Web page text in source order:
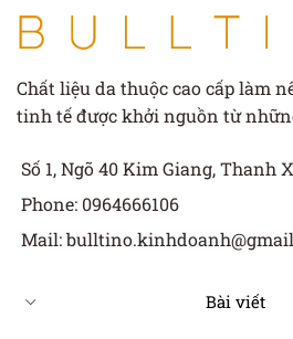
Chất liệu da thuộc cao cấp làm
tinh tế được khởi nguồn từ
Số 1, Ngõ 40 Kim Giang, Thanh
Phone: 0964666106
Mail:
Bài viết